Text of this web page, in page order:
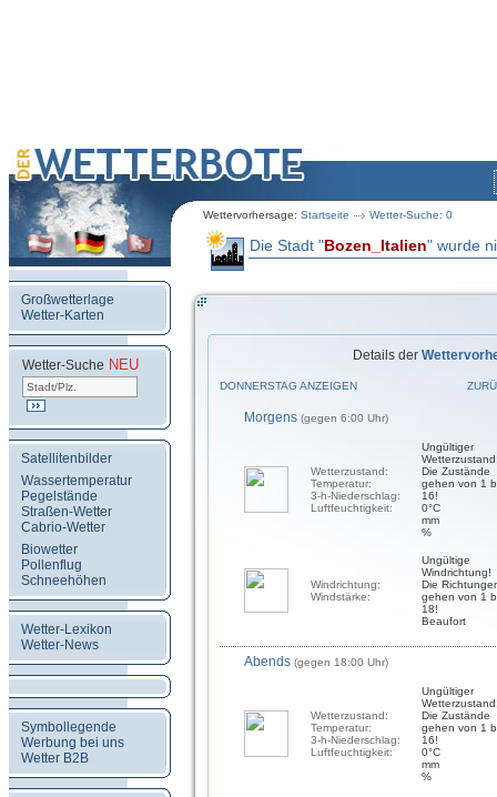
Wettervorhersage: Startseite Wetter-Suche: 0
Großwetterlage
Wetter-Karten
Wetter-Suche NEU
Satellitenbilder
Wassertemperatur
Pegelstände
Straßen-Wetter
Cabrio-Wetter
Biowetter
Pollenflug
Schneehöhen
Wetter-Lexikon
Wetter-News
Symbollegende
Werbung bei uns
Wetter B2B
Die Stadt "Bozen_Italien" wurde
Details der
DONNERSTAG ANZEIGEN
Morgens (gegen 6:00 Uhr)
Wetterzustand:
Temperatur:
3-h-Niederschlag:
Luftfeuchtigkeit:
Ungültiger
Die Zustände
gehen von 1
16!
0°C
mm
%
Windrichtung:
Windstärke:
Ungültige
Windrichtung!
Die
gehen von 1
18!
Beaufort
Abends (gegen 18:00 Uhr)
Wetterzustand:
Temperatur:
3-h-Niederschlag:
Luftfeuchtigkeit:
Ungültiger
Die Zustände
gehen von 1
16!
0°C
mm
%